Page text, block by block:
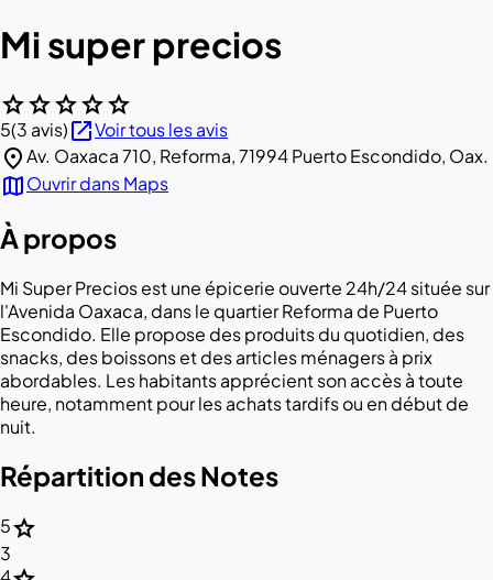
Mi super precios
starstarstarstarstar
5(3 avis)open_in_newVoir tous les avis
location_onAv. Oaxaca 710, Reforma, 71994 Puerto Escondido, Oax.
mapOuvrir dans Maps
À propos
Mi Super Precios est une épicerie ouverte 24h/24 située sur
l'Avenida Oaxaca, dans le quartier Reforma de Puerto
Escondido. Elle propose des produits du quotidien, des
snacks, des boissons et des articles ménagers à prix
abordables. Les habitants apprécient son accès à toute
heure, notamment pour les achats tardifs ou en début de
nuit.
Répartition des Notes
5star
3